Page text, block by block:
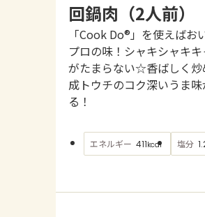
回鍋肉（2人前）
「Cook Do®」を使えばお
プロの味！シャキシャキ
がたまらない☆香ばしく炒
成トウチのコク深いうま
る！
エネルギー 411kcal 塩分